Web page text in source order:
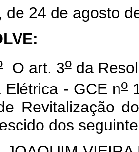
de 24 de agosto
O art. 3oda
Elétrica - GCE no
Revitalização
dos